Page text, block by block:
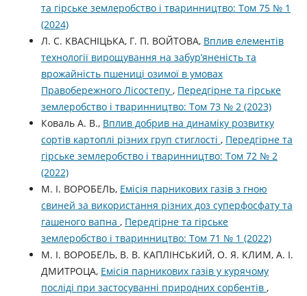
та гірське землеробство і тваринництво: Том 75 № 1
(2024)
Л. С. КВАСНІЦЬКА, Г. П. ВОЙТОВА, Вплив елементів
технології вирощування на забур’яненість та
врожайність пшениці озимої в умовах
Правобережного Лісостепу , Передгірне та гірське
землеробство і тваринництво: Том 73 № 2 (2023)
Коваль А. В., Вплив добрив на динаміку розвитку
сортів картоплі різних груп стиглості , Передгірне та
гірське землеробство і тваринництво: Том 72 № 2
(2022)
М. І. ВОРОБЕЛЬ, Емісія парникових газів з гною
свиней за використання різних доз суперфосфату та
гашеного вапна , Передгірне та гірське
землеробство і тваринництво: Том 71 № 1 (2022)
М. І. ВОРОБЕЛЬ, В. В. КАПЛІНСЬКИЙ, О. Я. КЛИМ, А. І.
ДМИТРОЦА, Емісія парникових газів у курячому
посліді при застосуванні природних сорбентів ,